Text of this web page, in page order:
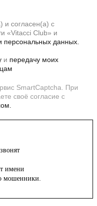
и согласен(а) с
«Vitacci Club» и
персональных данных.
и передачу моих
SmartCaptcha. При
своё согласие с
имени
мошенники.